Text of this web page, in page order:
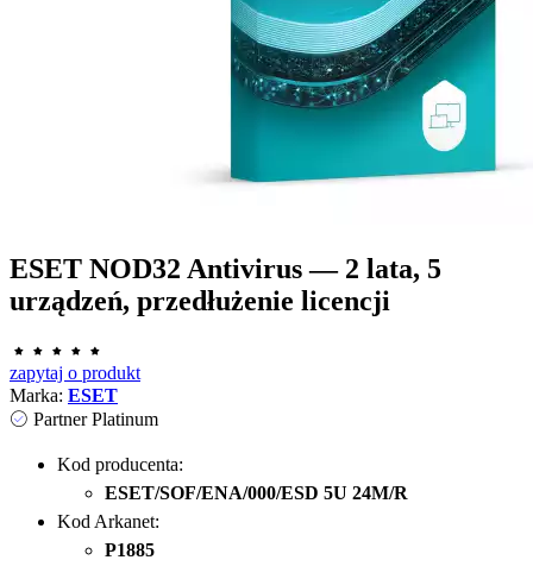
ESET NOD32 Antivirus — 2 lata, 5
urządzeń, przedłużenie licencji
zapytaj o produkt
Marka: ESET
Partner Platinum
Kod producenta:
ESET/SOF/ENA/000/ESD 5U 24M/R
Kod Arkanet:
P1885